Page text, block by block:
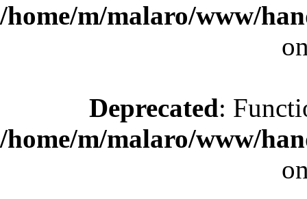
/home/m/malaro/www/
Deprecated:
/home/m/malaro/www/